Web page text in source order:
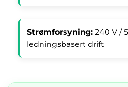
Strømforsyning:240 V /
ledningsbasert drift